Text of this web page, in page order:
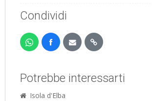
Condividi
Potrebbe interessarti
Isola d'Elba